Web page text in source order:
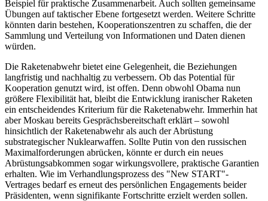
Beispiel für praktische Zusammenarbeit. Auch sollten gemeinsame
Übungen auf taktischer Ebene fortgesetzt werden. Weitere Schritte
könnten darin bestehen, Kooperationszentren zu schaffen, die der
Sammlung und Verteilung von Informationen und Daten dienen
würden.
Die Raketenabwehr bietet eine Gelegenheit, die Beziehungen
langfristig und nachhaltig zu verbessern. Ob das Potential für
Kooperation genutzt wird, ist offen. Denn obwohl Obama nun
größere Flexibilität hat, bleibt die Entwicklung iranischer Raketen
ein entscheidendes Kriterium für die Raketenabwehr. Immerhin hat
aber Moskau bereits Gesprächsbereitschaft erklärt – sowohl
hinsichtlich der Raketenabwehr als auch der Abrüstung
substrategischer Nuklearwaffen. Sollte Putin von den russischen
Maximalforderungen abrücken, könnte er durch ein neues
Abrüstungsabkommen sogar wirkungsvollere, praktische Garantien
erhalten. Wie im Verhandlungsprozess des "New START"-
Vertrages bedarf es erneut des persönlichen Engagements beider
Präsidenten, wenn signifikante Fortschritte erzielt werden sollen.